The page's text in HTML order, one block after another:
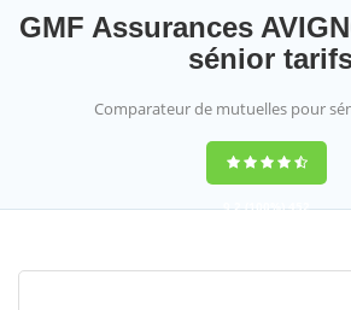
GMF Assurances
sénior
Comparateur de mutuelles pour
9,2(100%)452